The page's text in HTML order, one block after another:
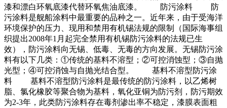
漆和漂白环氧底漆代替环氧焦油底漆。 防污涂料 防
污涂料是舰船涂料中最重要的品种之一。近年来，由于受海洋
环境保护的压力、现用和禁用有机锡法规的限制（国际海事组
织提出2008年1月起完全禁用有机锡防污涂料的法规已生
效），防污涂料向无锡、低毒、无毒的方向发展。无锡防污涂
料有以下几类：①传统的基料不溶型；②可控消蚀型；③自抛
光型；④可控消蚀与自抛光结合型。 基料不溶型防污涂
料 基料不溶型防污涂料是最传统的防污涂料，以乙烯树
脂、氯化橡胶等聚合物为基料，氧化亚铜为防污剂，防污期效
为2-3年，此类防污涂料存在毒剂渗出率不稳定，漆膜表面粗